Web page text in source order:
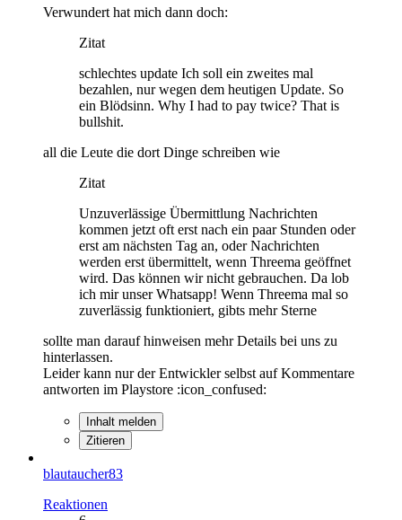
Verwundert hat mich dann doch:
Zitat
schlechtes update Ich soll ein zweites mal
bezahlen, nur wegen dem heutigen Update. So
ein Blödsinn. Why I had to pay twice? That is
bullshit.
all die Leute die dort Dinge schreiben wie
Zitat
Unzuverlässige Übermittlung Nachrichten
kommen jetzt oft erst nach ein paar Stunden oder
erst am nächsten Tag an, oder Nachrichten
werden erst übermittelt, wenn Threema geöffnet
wird. Das können wir nicht gebrauchen. Da lob
ich mir unser Whatsapp! Wenn Threema mal so
zuverlässig funktioniert, gibts mehr Sterne
sollte man darauf hinweisen mehr Details bei uns zu
hinterlassen.
Leider kann nur der Entwickler selbst auf Kommentare
antworten im Playstore :icon_confused:
Inhalt melden
Zitieren
blautaucher83
Reaktionen